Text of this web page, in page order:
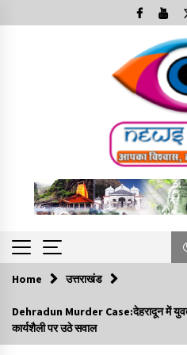
to
Trending Now
कार्यक्रम में शामिल हुए
Home उत्तराखंड
Dehradun Murder Case:देहरादून में
कार्यशैली पर उठे सवाल